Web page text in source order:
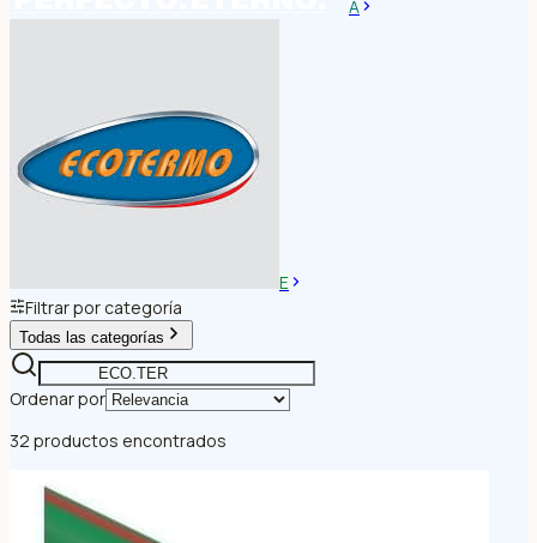
A
E
Filtrar por categoría
Todas las categorías
Ordenar por
32 productos encontrados